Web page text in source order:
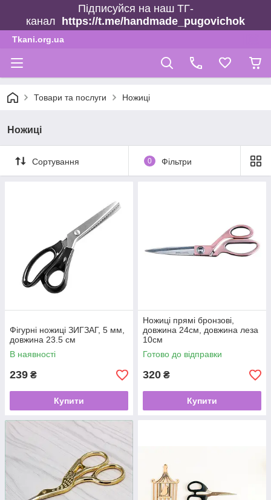
Підписуйся на наш ТГ-
канал
https://t.me/handmade_pugovichok
Tkani.org.ua
Товари та послуги Ножиці
Ножиці
Сортування 0 Фільтри
Фігурні ножиці ЗИГЗАГ, 5 мм,
довжина 23.5 см
В наявності
239 ₴
Купити
Ножиці прямі бронзові,
довжина 24см, довжина леза
10см
Готово до відправки
320 ₴
Купити